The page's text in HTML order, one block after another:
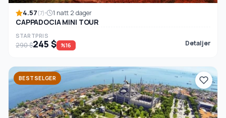
4.57(7) 1 natt 2 dager
CAPPADOCIA MINI TOUR
STARTPRIS
290 $245 $ %16 Detaljer
BESTSELGER